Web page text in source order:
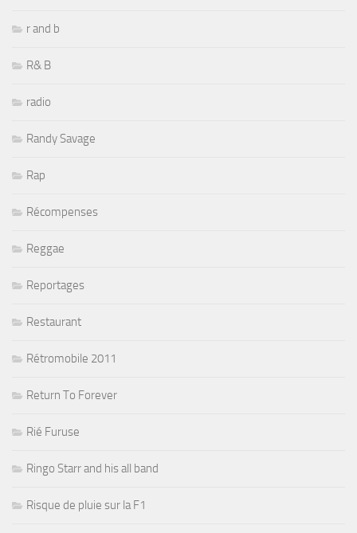
r and b
R& B
radio
Randy Savage
Rap
Récompenses
Reggae
Reportages
Restaurant
Rétromobile 2011
Return To Forever
Rié Furuse
Ringo Starr and his all band
Risque de pluie sur la F1